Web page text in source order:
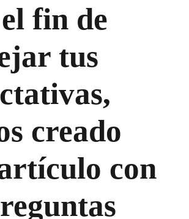
fin de
tus
creado
con